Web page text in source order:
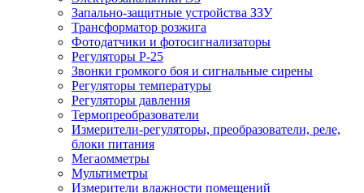
Запально-защитные устройства ЗЗУ
Трансформатор розжига
Фотодатчики и фотосигнализаторы
Регуляторы Р-25
Звонки громкого боя и сигнальные сирены
Регуляторы температуры
Регуляторы давления
Термопреобразователи
Измерители-регуляторы, преобразователи, реле,
блоки питания
Мегаомметры
Мультиметры
Измерители влажности помещений